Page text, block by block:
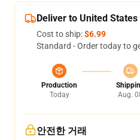
Deliver to United States
Cost to ship:$6.99
Standard - Order today to
Production
Today
Aug.
안전한 거래